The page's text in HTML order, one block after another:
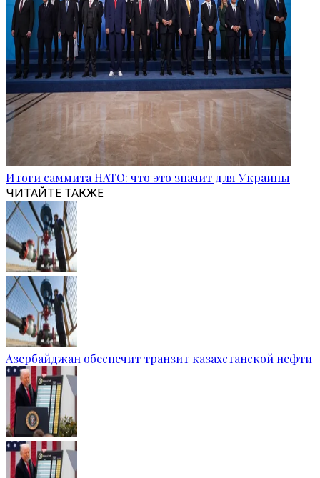
Итоги саммита НАТО: что это значит для Украины
ЧИТАЙТЕ ТАКЖЕ
Азербайджан обеспечит транзит казахстанской нефти